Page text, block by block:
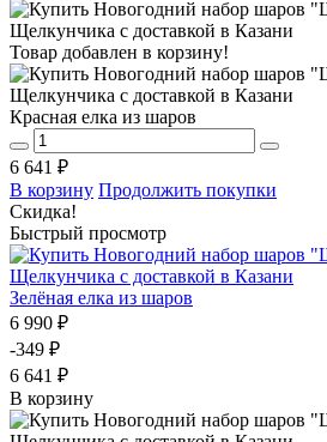
Товар добавлен в корзину!
Красная елка из шаров
6 641 ₽
В корзину Продолжить покупки
Скидка!
Быстрый просмотр
Зелёная елка из шаров
6 990 ₽
-349 ₽
6 641 ₽
В корзину